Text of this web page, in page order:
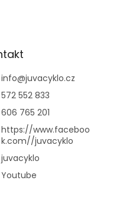
info@juvacyklo.cz
572 552 833
606 765 201
https://www.faceboo
k.com//juvacyklo
juvacyklo
Youtube